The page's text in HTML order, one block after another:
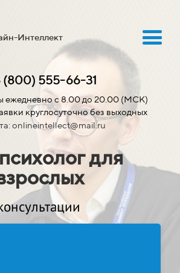
Интеллект
(800) 555-66-31
ежедневно с 8.00 до 20.00 (МСК)
круглосуточно без выходных
onlineintellect@mail.ru
для